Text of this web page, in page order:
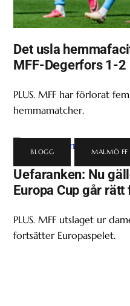
Det usla
MFF-Degerfors 1-2
PLUS. MFF har förlorat
hemmamatcher.
BLOGG MALMÖ FF
Uefaranken: Nu
Europa Cup går rätt
PLUS. MFF utslaget ur
fortsätter Europaspelet.